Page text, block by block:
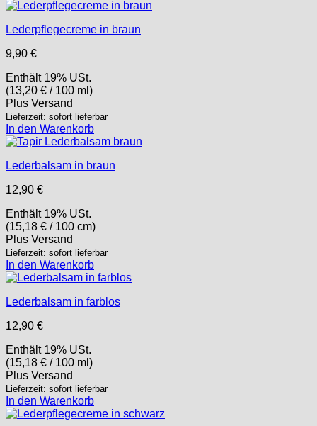
Lederpflegecreme in braun
9,90 €
Enthält 19% USt.
(13,20 € / 100 ml)
Plus Versand
Lieferzeit: sofort lieferbar
In den Warenkorb
Lederbalsam in braun
12,90 €
Enthält 19% USt.
(15,18 € / 100 cm)
Plus Versand
Lieferzeit: sofort lieferbar
In den Warenkorb
Lederbalsam in farblos
12,90 €
Enthält 19% USt.
(15,18 € / 100 ml)
Plus Versand
Lieferzeit: sofort lieferbar
In den Warenkorb